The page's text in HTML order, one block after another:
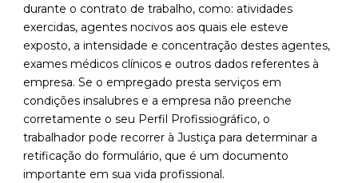
durante o contrato de trabalho, como: atividades
exercidas, agentes nocivos aos quais ele esteve
exposto, a intensidade e concentração destes agentes,
exames médicos clínicos e outros dados referentes à
empresa. Se o empregado presta serviços em
condições insalubres e a empresa não preenche
corretamente o seu Perfil Profissiográfico, o
trabalhador pode recorrer à Justiça para determinar a
retificação do formulário, que é um documento
importante em sua vida profissional.